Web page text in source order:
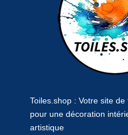
Toiles.shop : Votre site
pour une décoration
artistique